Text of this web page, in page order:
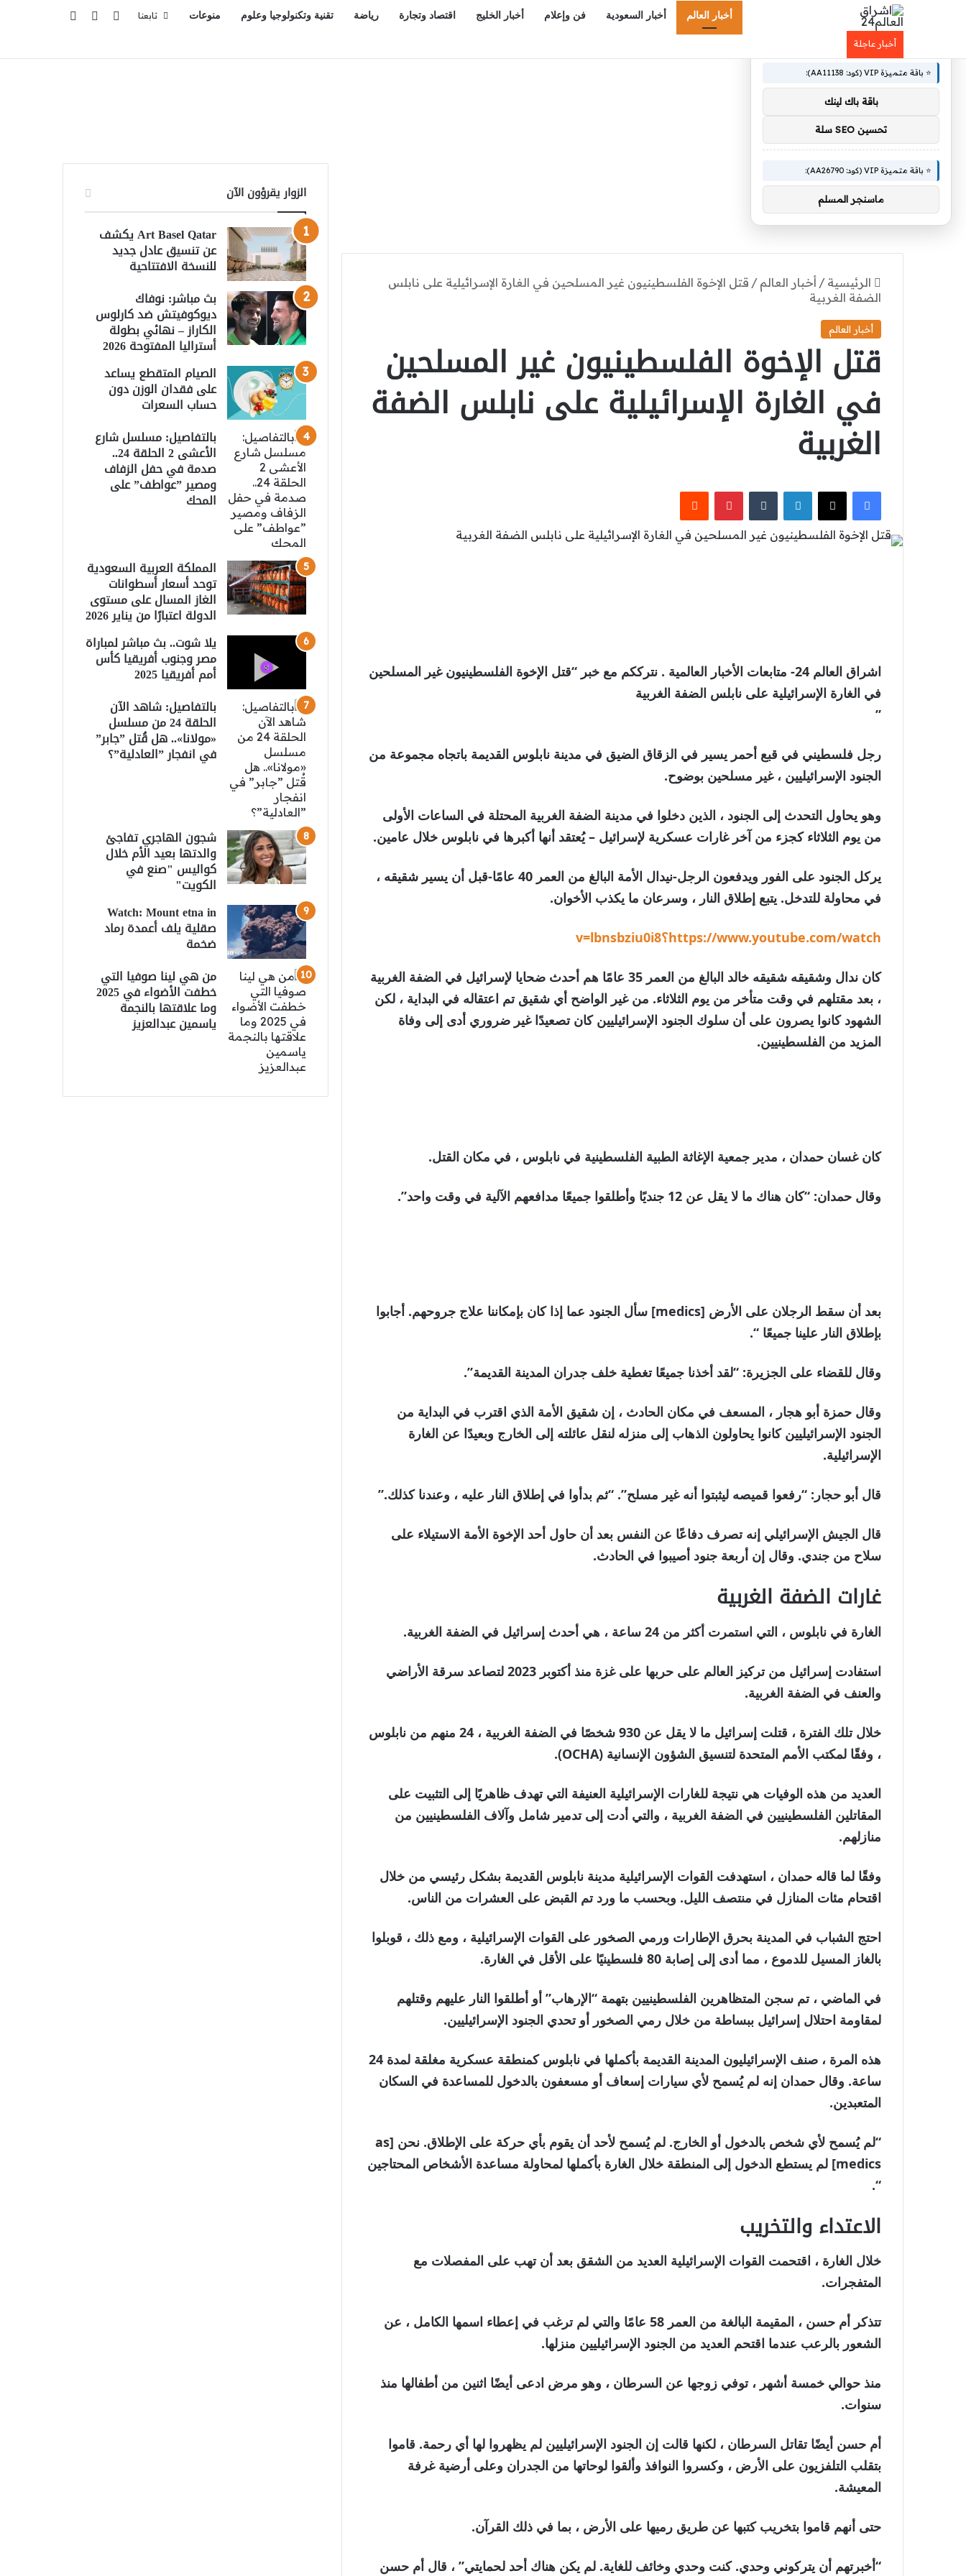
أخبار العالم أخبار السعودية فن وإعلام أخبار الخليج اقتصاد وتجارة رياضة تقنية وتكنولوجيا وعلوم منوعات تابعنا تسجيل الدخول
إضافة عمود
أخبار عاجلة
الرئيسية / أخبار العالم / قتل الإخوة الفلسطينيون غير المسلحين في الغارة الإسرائيلية على نابلس
الضفة الغربية
أخبار العالم
قتل الإخوة الفلسطينيون غير المسلحين
في الغارة الإسرائيلية على نابلس الضفة
الغربية
فيسبوك
‫X لينكدإن بينتيريست
اشراق العالم 24- متابعات الأخبار العالمية . نترككم مع خبر “قتل الإخوة الفلسطينيون غير المسلحين
في الغارة الإسرائيلية على نابلس الضفة الغربية
”
رجل فلسطيني في قبع أحمر يسير في الزقاق الضيق في مدينة نابلوس القديمة باتجاه مجموعة من
الجنود الإسرائيليين ، غير مسلحين بوضوح.
وهو يحاول التحدث إلى الجنود ، الذين دخلوا في مدينة الضفة الغربية المحتلة في الساعات الأولى
من يوم الثلاثاء كجزء من آخر غارات عسكرية لإسرائيل – يُعتقد أنها أكبرها في نابلوس خلال عامين.
يركل الجنود على الفور ويدفعون الرجل-نيدال الأمة البالغ من العمر 40 عامًا-قبل أن يسير شقيقه ،
في محاولة للتدخل. يتبع إطلاق النار ، وسرعان ما يكذب الأخوان.
https://www.youtube.com/watch؟v=lbnsbziu0i8
كان ندال وشقيقه شقيقه خالد البالغ من العمر 35 عامًا هم أحدث ضحايا لإسرائيل في الضفة الغربية
، بعد مقتلهم في وقت متأخر من يوم الثلاثاء. من غير الواضح أي شقيق تم اعتقاله في البداية ، لكن
الشهود كانوا يصرون على أن سلوك الجنود الإسرائيليين كان تصعيدًا غير ضروري أدى إلى وفاة
المزيد من الفلسطينيين.
كان غسان حمدان ، مدير جمعية الإغاثة الطبية الفلسطينية في نابلوس ، في مكان القتل.
وقال حمدان: “كان هناك ما لا يقل عن 12 جنديًا وأطلقوا جميعًا مدافعهم الآلية في وقت واحد”.
بعد أن سقط الرجلان على الأرض [medics] سأل الجنود عما إذا كان بإمكاننا علاج جروحهم. أجابوا
بإطلاق النار علينا جميعًا “.
وقال للقضاء على الجزيرة: “لقد أخذنا جميعًا تغطية خلف جدران المدينة القديمة”.
وقال حمزة أبو هجار ، المسعف في مكان الحادث ، إن شقيق الأمة الذي اقترب في البداية من
الجنود الإسرائيليين كانوا يحاولون الذهاب إلى منزله لنقل عائلته إلى الخارج وبعيدًا عن الغارة
الإسرائيلية.
قال أبو حجار: “رفعوا قميصه ليثبتوا أنه غير مسلح”. “ثم بدأوا في إطلاق النار عليه ، وعندنا كذلك.”
قال الجيش الإسرائيلي إنه تصرف دفاعًا عن النفس بعد أن حاول أحد الإخوة الأمة الاستيلاء على
سلاح من جندي. وقال إن أربعة جنود أصيبوا في الحادث.
غارات الضفة الغربية
الغارة في نابلوس ، التي استمرت أكثر من 24 ساعة ، هي أحدث إسرائيل في الضفة الغربية.
استفادت إسرائيل من تركيز العالم على حربها على غزة منذ أكتوبر 2023 لتصاعد سرقة الأراضي
والعنف في الضفة الغربية.
خلال تلك الفترة ، قتلت إسرائيل ما لا يقل عن 930 شخصًا في الضفة الغربية ، 24 منهم من نابلوس
، وفقًا لمكتب الأمم المتحدة لتنسيق الشؤون الإنسانية (OCHA).
العديد من هذه الوفيات هي نتيجة للغارات الإسرائيلية العنيفة التي تهدف ظاهريًا إلى التثبيت على
المقاتلين الفلسطينيين في الضفة الغربية ، والتي أدت إلى تدمير شامل وآلاف الفلسطينيين من
منازلهم.
وفقًا لما قاله حمدان ، استهدفت القوات الإسرائيلية مدينة نابلوس القديمة بشكل رئيسي من خلال
اقتحام مئات المنازل في منتصف الليل. وبحسب ما ورد تم القبض على العشرات من الناس.
احتج الشباب في المدينة بحرق الإطارات ورمي الصخور على القوات الإسرائيلية ، ومع ذلك ، قوبلوا
بالغاز المسيل للدموع ، مما أدى إلى إصابة 80 فلسطينيًا على الأقل في الغارة.
في الماضي ، تم سجن المتظاهرين الفلسطينيين بتهمة “الإرهاب” أو أطلقوا النار عليهم وقتلهم
لمقاومة احتلال إسرائيل ببساطة من خلال رمي الصخور أو تحدي الجنود الإسرائيليين.
هذه المرة ، صنف الإسرائيليون المدينة القديمة بأكملها في نابلوس كمنطقة عسكرية مغلقة لمدة 24
ساعة. وقال حمدان إنه لم يُسمح لأي سيارات إسعاف أو مسعفون بالدخول للمساعدة في السكان
المتعبدين.
“لم يُسمح لأي شخص بالدخول أو الخارج. لم يُسمح لأحد أن يقوم بأي حركة على الإطلاق. نحن [as
medics] لم يستطع الدخول إلى المنطقة خلال الغارة بأكملها لمحاولة مساعدة الأشخاص المحتاجين
“.
الاعتداء والتخريب
خلال الغارة ، اقتحمت القوات الإسرائيلية العديد من الشقق بعد أن تهب على المفصلات مع
المتفجرات.
تتذكر أم حسن ، المقيمة البالغة من العمر 58 عامًا والتي لم ترغب في إعطاء اسمها الكامل ، عن
الشعور بالرعب عندما اقتحم العديد من الجنود الإسرائيليين منزلها.
منذ حوالي خمسة أشهر ، توفي زوجها عن السرطان ، وهو مرض ادعى أيضًا اثنين من أطفالها منذ
سنوات.
أم حسن أيضًا تقاتل السرطان ، لكنها قالت إن الجنود الإسرائيليين لم يظهروا لها أي رحمة. قاموا
بتقلب التلفزيون على الأرض ، وكسروا النوافذ وألقوا لوحاتها من الجدران وعلى أرضية غرفة
المعيشة.
حتى أنهم قاموا بتخريب كتبها عن طريق رميها على الأرض ، بما في ذلك القرآن.
“أخبرتهم أن يتركوني وحدي. كنت وحدي وخائف للغاية. لم يكن هناك أحد لحمايتي” ، قال أم حسن
الزوار يقرؤون الآن
Art Basel Qatar يكشف
عن تنسيق عادل جديد
للنسخة الافتتاحية
بث مباشر: نوفاك
ديوكوفيتش ضد كارلوس
الكاراز – نهائي بطولة
أستراليا المفتوحة 2026
الصيام المتقطع يساعد
على فقدان الوزن دون
حساب السعرات
بالتفاصيل: مسلسل شارع
الأعشى 2 الحلقة 24..
صدمة في حفل الزفاف
ومصير ”عواطف” على
المحك
المملكة العربية السعودية
توحد أسعار أسطوانات
الغاز المسال على مستوى
الدولة اعتبارًا من يناير 2026
يلا شوت.. بث مباشر لمباراة
مصر وجنوب أفريقيا كأس
أمم أفريقيا 2025
بالتفاصيل: شاهد الآن
الحلقة 24 من مسلسل
«مولانا».. هل قُتل ”جابر”
في انفجار ”العادلية”؟
شجون الهاجري تفاجئ
والدتها بعيد الأم خلال
كواليس "صنع في
الكويت"
Watch: Mount etna in
صقلية يلف أعمدة رماد
ضخمة
من هي لينا صوفيا التي
خطفت الأضواء في 2025
وما علاقتها بالنجمة
ياسمين عبدالعزيز
🚀 توصيات :
⭐ باقة متميزة VIP (كود: AA11138):
باقة باك لينك
تحسين SEO سلة
⭐ باقة متميزة VIP (كود: AA26790):
ماسنجر المسلم